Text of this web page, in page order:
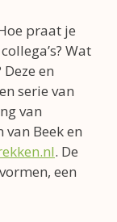
praat je
Wat
en
serie van
van
Beek en
. De
een